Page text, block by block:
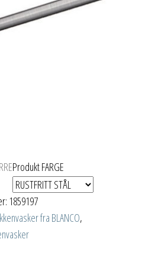
Produkt FARGE
1859197
fra BLANCO,